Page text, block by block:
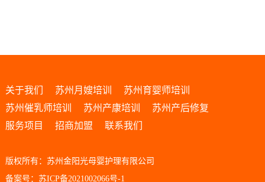
关于我们 苏州月嫂培训
苏州育婴师培训
苏州催乳师培训
苏州产康培训
苏州产后修复
服务项目
招商加盟 联系我们
版权所有：苏州金阳光母婴护理有限公司
备案号：苏ICP备2021002066号-1